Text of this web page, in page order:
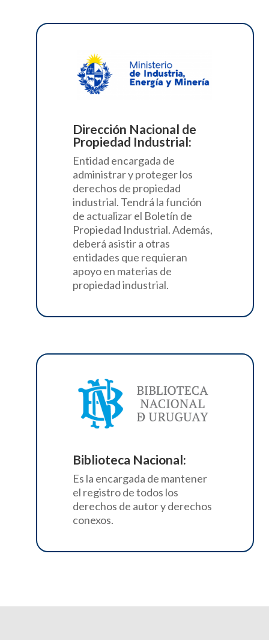
Dirección Nacional de
Propiedad Industrial:
Entidad encargada de
administrar y proteger los
derechos de propiedad
industrial. Tendrá la función
de actualizar el Boletín de
Propiedad Industrial. Además,
deberá asistir a otras
entidades que requieran
apoyo en materias de
propiedad industrial.
Biblioteca Nacional:
Es la encargada de mantener
el registro de todos los
derechos de autor yderechos
conexos.